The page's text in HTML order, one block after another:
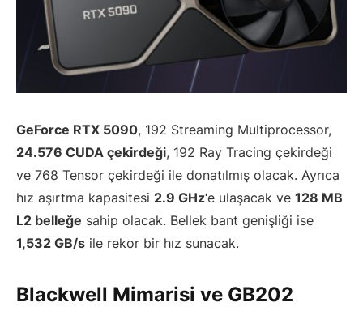
GeForce RTX 5090, 192 Streaming Multiprocessor,
24.576 CUDA çekirdeği, 192 Ray Tracing çekirdeği
ve 768 Tensor çekirdeği ile donatılmış olacak. Ayrıca
hız aşırtma kapasitesi 2.9 GHz‘e ulaşacak ve 128 MB
L2 belleğe sahip olacak. Bellek bant genişliği ise
1,532 GB/s ile rekor bir hız sunacak.
Blackwell Mimarisi ve GB202